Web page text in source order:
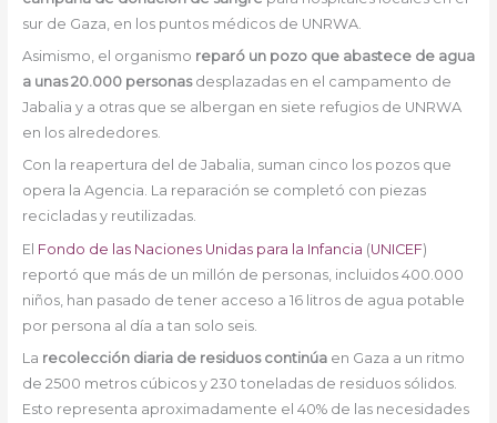
sur de Gaza, en los puntos médicos de UNRWA.
Asimismo, el organismo reparó un pozo que abastece de agua
a unas 20.000 personasdesplazadas en el campamento de
Jabalia y a otras que se albergan en siete refugios de UNRWA
en los alrededores.
Con la reapertura del de Jabalia, suman cinco los pozos que
opera la Agencia. La reparación se completó con piezas
recicladas y reutilizadas.
El Fondo de las Naciones Unidas para la Infancia (UNICEF)
reportó que más de un millón de personas, incluidos 400.000
niños, han pasado de tener acceso a 16 litros de agua potable
por persona al día a tan solo seis.
La recolección diaria de residuos continúaen Gaza a un ritmo
de 2500 metros cúbicos y 230 toneladas de residuos sólidos.
Esto representa aproximadamente el 40% de las necesidades